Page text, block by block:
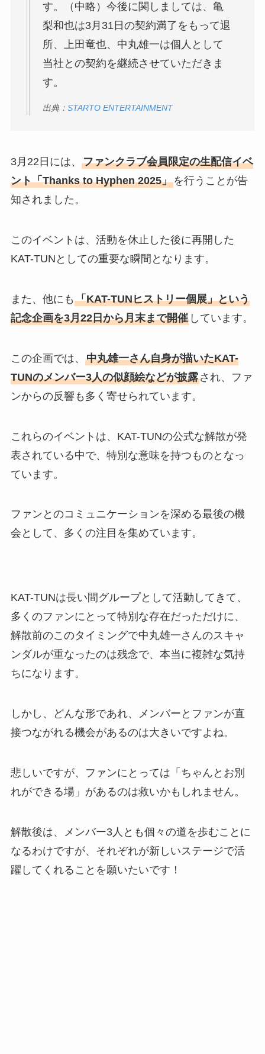
す。（中略）今後に関しましては、亀
梨和也は3月31日の契約満了をもって退
所、上田竜也、中丸雄一は個人として
当社との契約を継続させていただきま
す。
出典： STARTO ENTERTAINMENT
3月22日には、 ファンクラブ会員限定の生配信イベ
ント「Thanks to Hyphen 2025」を行うことが告
知されました。
このイベントは、活動を休止した後に再開した
KAT-TUNとしての重要な瞬間となります。
また、他にも 「KAT-TUNヒストリー個展」という
記念企画を3月22日から月末まで開催しています。
この企画では、 中丸雄一さん自身が描いたKAT-
TUNのメンバー3人の似顔絵などが披露され、ファ
ンからの反響も多く寄せられています。
これらのイベントは、KAT-TUNの公式な解散が発
表されている中で、特別な意味を持つものとなっ
ています。
ファンとのコミュニケーションを深める最後の機
会として、多くの注目を集めています。
KAT-TUNは長い間グループとして活動してきて、
多くのファンにとって特別な存在だっただけに、
解散前のこのタイミングで中丸雄一さんのスキャ
ンダルが重なったのは残念で、本当に複雑な気持
ちになります。
しかし、どんな形であれ、メンバーとファンが直
接つながれる機会があるのは大きいですよね。
悲しいですが、ファンにとっては「ちゃんとお別
れができる場」があるのは救いかもしれません。
解散後は、メンバー3人とも個々の道を歩むことに
なるわけですが、それぞれが新しいステージで活
躍してくれることを願いたいです！